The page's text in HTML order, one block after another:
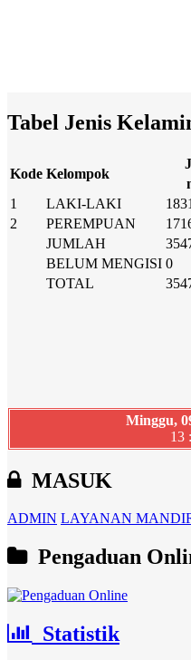
Tabel Jenis
Kode Kelompok
1
LAKI-LAKI 1831
2
PEREMPUAN
JUMLAH
BELUM MENGISI 0
TOTAL
Minggu,
13
MASUK
ADMIN LAYANAN
Pengaduan
Statistik